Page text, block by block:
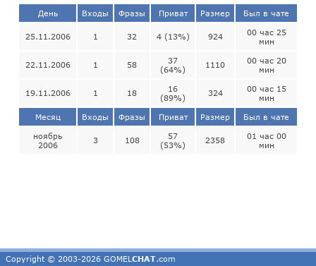
День Входы Фразы Приват Размер Был в чате
25.11.2006 1 32 4 (13%) 924
00 час 25
мин
22.11.2006 1 58
37
(64%)
1110
00 час 20
мин
19.11.2006 1 18
16
(89%)
324
00 час 15
мин
Месяц Входы Фразы Приват Размер Был в чате
ноябрь
2006
3 108
57
(53%)
2358
01 час 00
мин
Copyright © 2003-2026 GOMEL CHAT.com